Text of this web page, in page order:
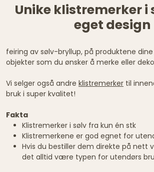
Unike klistremerker i
eget design
feiring av sølv-bryllup, på produktene
objekter som du ønsker å merke eller
Vi selger også andre klistremerker til
bruk i super kvalitet!
Fakta
Klistremerker i sølv fra kun én stk
Klistremerkene er god egnet for
Hvis du bestiller dem direkte på nett
det alltid være typen for utendørs